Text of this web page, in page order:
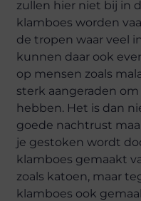
zullen hier niet bij in
klamboes worden
de tropen waar veel
kunnen daar ook
op mensen zoals
sterk aangeraden
hebben. Het is dan
goede nachtrust
je gestoken wordt
klamboes gemaakt
zoals katoen, maar
klamboes ook